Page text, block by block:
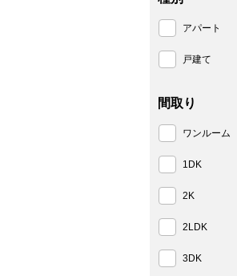
アパート
戸建て
間取り
ワンルーム
1DK
2K
2LDK
3DK